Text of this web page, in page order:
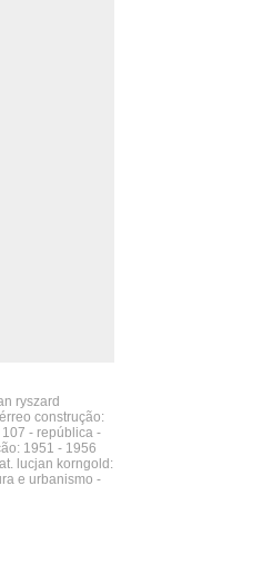
ryszard
construção:
- república -
1951 - 1956
lucjan korngold:
e urbanismo -